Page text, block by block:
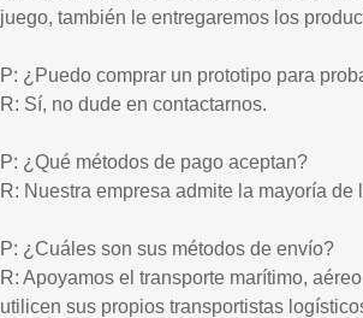
juego, también le entregaremos los
P: ¿Puedo comprar un prototipo para
R: Sí, no dude en contactarnos.
P: ¿Qué métodos de pago aceptan?
R: Nuestra empresa admite la mayoría
P: ¿Cuáles son sus métodos de envío?
R: Apoyamos el transporte marítimo,
utilicen sus propios transportistas